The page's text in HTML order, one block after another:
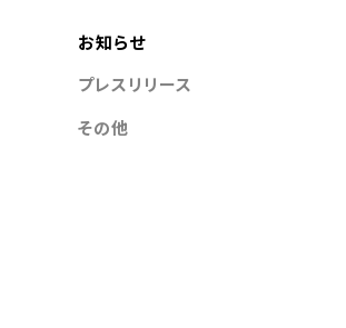
お知らせ
プレスリリース
その他